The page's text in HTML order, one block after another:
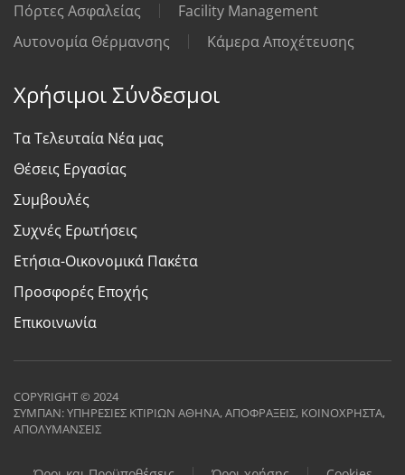
Πόρτες Ασφαλείας
Facility Management
Αυτονομία Θέρμανσης
Κάμερα Αποχέτευσης
Χρήσιμοι Σύνδεσμοι
Τα Τελευταία Νέα μας
Θέσεις Εργασίας
Συμβουλές
Συχνές Ερωτήσεις
Ετήσια-Οικονομικά Πακέτα
Προσφορές Εποχής
Επικοινωνία
COPYRIGHT © 2024
ΣΥΜΠΑΝ: ΥΠΗΡΕΣΙΕΣ ΚΤΙΡΙΩΝ ΑΘΗΝΑ, ΑΠΟΦΡΑΞΕΙΣ, ΚΟΙΝΟΧΡΗΣΤΑ,
ΑΠΟΛΥΜΑΝΣΕΙΣ